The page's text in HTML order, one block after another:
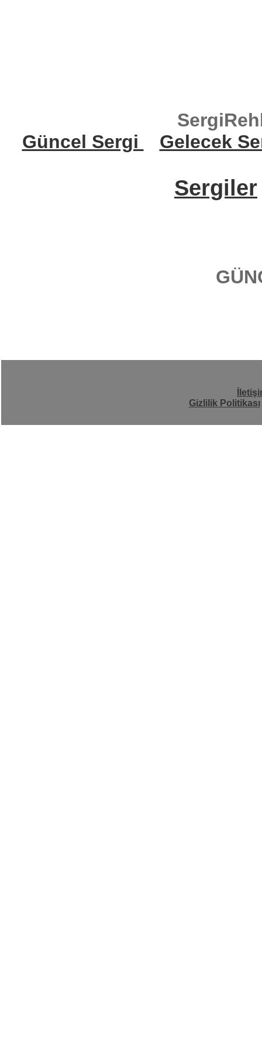
Güncel Sergi
Gelecek
Sergiler
Gizlilik Politikası